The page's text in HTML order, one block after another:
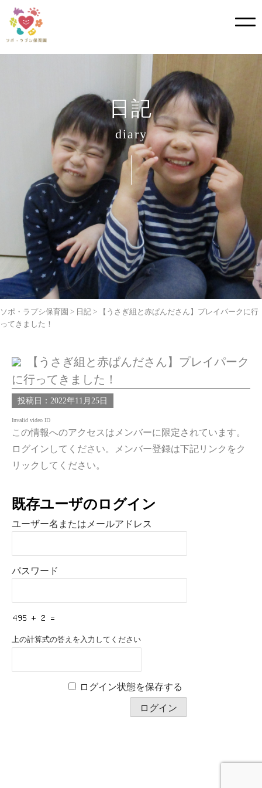
Skip
日記
diary
ソポ・ラプシ保育園 > 日記 >
【うさぎ組と赤ぱんださん】プレイパークに行
ってきました！
【うさぎ組と赤ぱんださん】プレイパーク
に行ってきました！
投稿日：2022年11月25日
Invalid video ID
この情報へのアクセスはメンバーに限定されています。
ログインしてください。メンバー登録は下記リンクをク
リックしてください。
既存ユーザのログイン
ユーザー名またはメールアドレス
パスワード
上の計算式の答えを入力してください
ログイン状態を保存する